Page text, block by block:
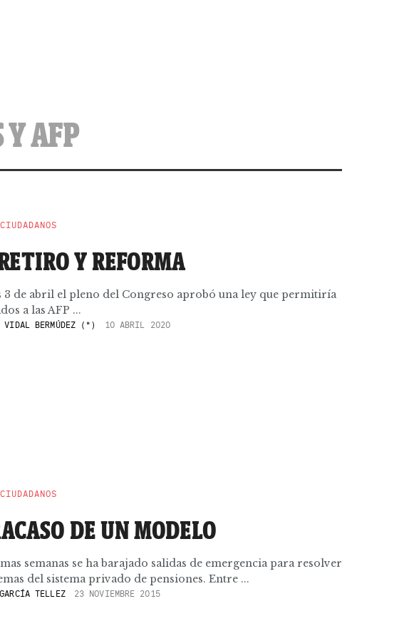
Y AFP
Y REFORMA
3 de abril el pleno del Congreso aprobó una ley que permitiría
a las AFP ...
VIDAL BERMÚDEZ (*) 10 ABRIL 2020
DE UN MODELO
semanas se ha barajado salidas de emergencia para resolver
del sistema privado de pensiones. Entre ...
TELLEZ 23 NOVIEMBRE 2015